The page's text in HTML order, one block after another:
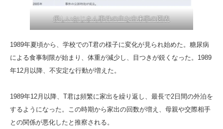
優しいおじさん事件の主な出来事の図表
1989年夏頃から、学校でのT君の様子に変化が見られ始めた。糖尿病
による食事制限が始まり、体重が減少し、目つきが鋭くなった。1989
年12月以降、不安定な行動が増えた。
1989年12月以降、T君は頻繁に家出を繰り返し、最長で2日間の外泊を
するようになった。この時期から家出の回数が増え、母親や交際相手
との関係が悪化したと推察される。